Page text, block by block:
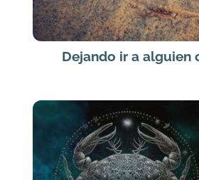
Dejando ir a alguien